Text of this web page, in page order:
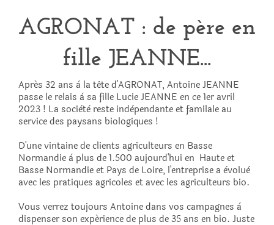
AGRONAT : de père en
fille JEANNE...
Aprés 32 ans à la tête d'AGRONAT, Antoine JEANNE
passe le relais à sa fille Lucie JEANNE en ce 1er avril
2023 ! La sociètè reste indèpendante et familale au
service des paysans biologiques !
D'une vintaine de clients agriculteurs en Basse
Normandie à plus de 1.500 aujourd'hui en Haute et
Basse Normandie et Pays de Loire, l'entreprise a èvoluè
avec les pratiques agricoles et avec les agriculteurs bio.
Vous verrez toujours Antoine dans vos campagnes à
dispenser son expérience de plus de 35 ans en bio. Juste